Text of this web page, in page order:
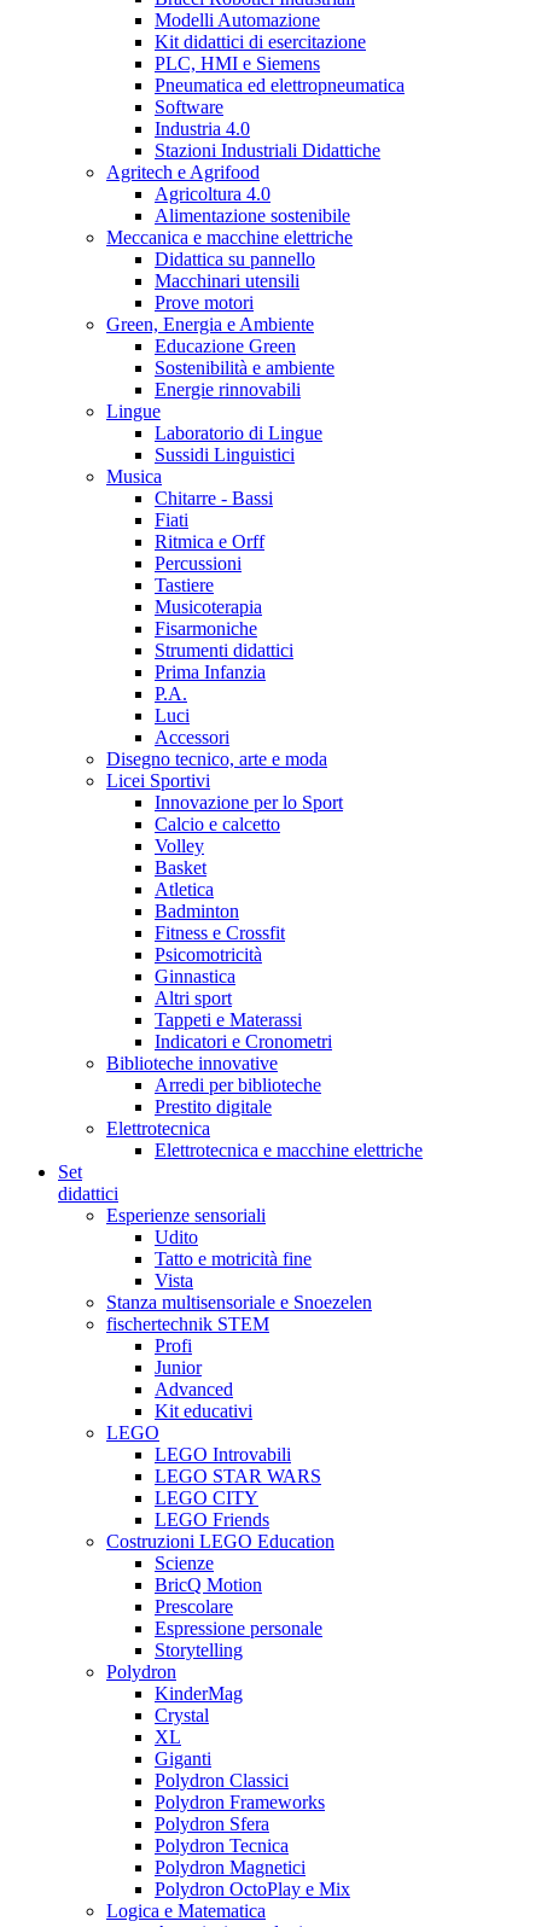
Modelli Automazione
Kit didattici di esercitazione
PLC, HMI e Siemens
Pneumatica ed elettropneumatica
Software
Industria 4.0
Stazioni Industriali Didattiche
Agritech e Agrifood
Agricoltura 4.0
Alimentazione sostenibile
Meccanica e macchine elettriche
Didattica su pannello
Macchinari utensili
Prove motori
Green, Energia e Ambiente
Educazione Green
Sostenibilità e ambiente
Energie rinnovabili
Lingue
Laboratorio di Lingue
Sussidi Linguistici
Musica
Chitarre - Bassi
Fiati
Ritmica e Orff
Percussioni
Tastiere
Musicoterapia
Fisarmoniche
Strumenti didattici
Prima Infanzia
P.A.
Luci
Accessori
Disegno tecnico, arte e moda
Licei Sportivi
Innovazione per lo Sport
Calcio e calcetto
Volley
Basket
Atletica
Badminton
Fitness e Crossfit
Psicomotricità
Ginnastica
Altri sport
Tappeti e Materassi
Indicatori e Cronometri
Biblioteche innovative
Arredi per biblioteche
Prestito digitale
Elettrotecnica
Elettrotecnica e macchine elettriche
Set
didattici
Esperienze sensoriali
Udito
Tatto e motricità fine
Vista
Stanza multisensoriale e Snoezelen
fischertechnik STEM
Profi
Junior
Advanced
Kit educativi
LEGO
LEGO Introvabili
LEGO STAR WARS
LEGO CITY
LEGO Friends
Costruzioni LEGO Education
Scienze
BricQ Motion
Prescolare
Espressione personale
Storytelling
Polydron
KinderMag
Crystal
XL
Giganti
Polydron Classici
Polydron Frameworks
Polydron Sfera
Polydron Tecnica
Polydron Magnetici
Polydron OctoPlay e Mix
Logica e Matematica